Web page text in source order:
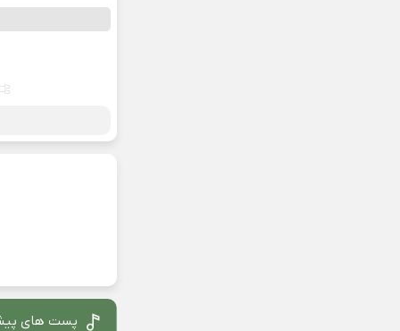
پست های